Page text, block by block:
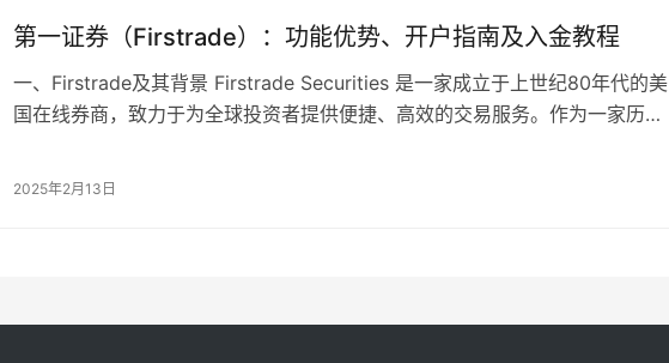
第一证券（Firstrade）：功能优势、开户指南及入金教程
一、Firstrade及其背景 Firstrade Securities 是一家成立于上世纪80年代的美
国在线券商，致力于为全球投资者提供便捷、高效的交易服务。作为一家历史
2025年2月13日